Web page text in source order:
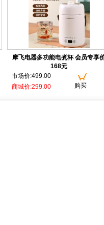
摩飞电器多功能电煮杯 会员专享
168元
市场价:499.00
购买
商城价:299.00